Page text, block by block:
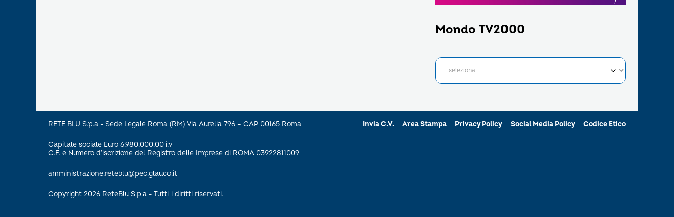
Mondo TV2000
RETE BLU S.p.a - Sede Legale Roma (RM) Via Aurelia 796 – CAP 00165 Roma
Capitale sociale Euro 6.980.000,00 i.v
C.F. e Numero d’iscrizione del Registro delle Imprese di ROMA 03922811009
amministrazione.reteblu@pec.glauco.it
Copyright 2026 ReteBlu S.p.a - Tutti i diritti riservati.
Invia C.V. Area Stampa Privacy Policy Social Media Policy Codice Etico